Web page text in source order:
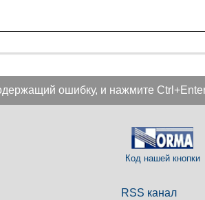
ошибку, и нажмите
Код нашей кнопки
RSS канал